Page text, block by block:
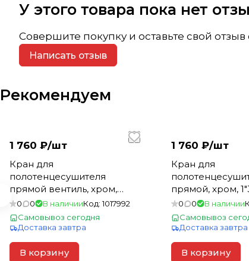
У этого товара пока нет
Совершите покупку и оставьте свой
Написать отзыв
Рекомендуем
1 760 ₽/шт
Кран для
полотенцесушителя
прямой вентиль, хром,
3/4"1" Н*В
0 0 В наличииКод:1017992
Самовывоз сегодня
Доставка завтра
В корзину
1 760 ₽/шт
Кран для
прямой, хром,
0 0 В наличии
Самовывоз
Доставка завтра
В корзину